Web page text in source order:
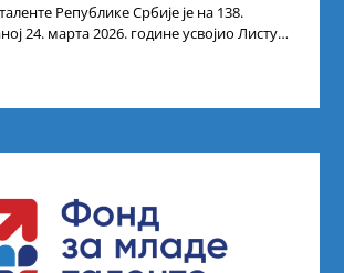
Републике Србије је на 138.
24. марта 2026. године усвојио Листу